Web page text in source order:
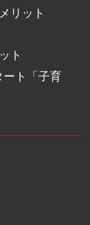
リット
ト
ト「子育